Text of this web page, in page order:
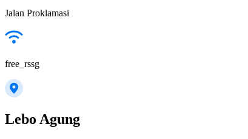
Jalan Proklamasi
free_rssg
Lebo Agung